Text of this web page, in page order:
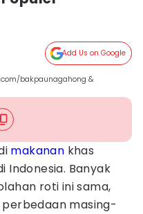
Add Us on Google
bakpaunagahong &
makanan khas
Indonesia. Banyak
roti ini sama,
masing-